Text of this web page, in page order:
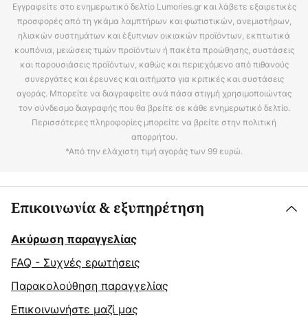
Εγγραφείτε στο ενημερωτικό δελτίο Lumories.gr και λάβετε εξαιρετικές
προσφορές από τη γκάμα λαμπτήρων και φωτιστικών, ανεμιστήρων,
ηλιακών συστημάτων και έξυπνων οικιακών προϊόντων, εκπτωτικά
κουπόνια, μειώσεις τιμών προϊόντων ή πακέτα προώθησης, συστάσεις
και παρουσιάσεις προϊόντων, καθώς και περιεχόμενο από πιθανούς
συνεργάτες και έρευνες και αιτήματα για κριτικές και συστάσεις
αγοράς. Μπορείτε να διαγραφείτε ανά πάσα στιγμή χρησιμοποιώντας
τον σύνδεσμο διαγραφής που θα βρείτε σε κάθε ενημερωτικό δελτίο.
Περισσότερες πληροφορίες μπορείτε να βρείτε στην πολιτική
απορρήτου.
*Από την ελάχιστη τιμή αγοράς των 99 ευρώ.
Επικοινωνία & εξυπηρέτηση
Ακύρωση παραγγελίας
FAQ - Συχνές ερωτήσεις
Παρακολούθηση παραγγελίας
Επικοινωνήστε μαζί μας